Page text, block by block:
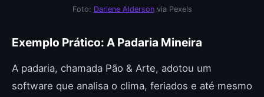
Foto: Darlene Aldersonvia Pexels
Exemplo Prático: A Padaria Mineira
A padaria, chamada Pão & Arte, adotou um
software que analisa o clima, feriados e até mesmo